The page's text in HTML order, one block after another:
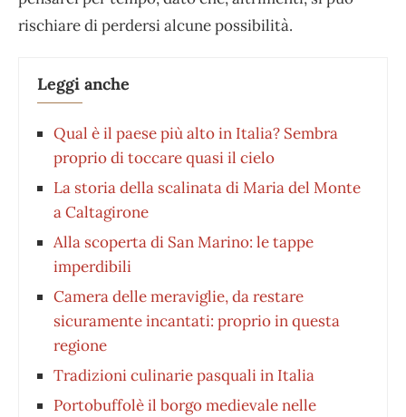
rischiare di perdersi alcune possibilità.
Leggi anche
Qual è il paese più alto in Italia? Sembra
proprio di toccare quasi il cielo
La storia della scalinata di Maria del Monte
a Caltagirone
Alla scoperta di San Marino: le tappe
imperdibili
Camera delle meraviglie, da restare
sicuramente incantati: proprio in questa
regione
Tradizioni culinarie pasquali in Italia
Portobuffolè il borgo medievale nelle